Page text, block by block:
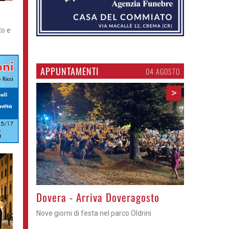
e
APPUNTAMENTI 03 AGOSTO
>
Gli eventi della settimana
Sagre, feste e tortelli